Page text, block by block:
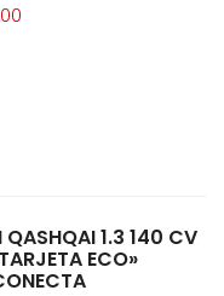
QASHQAI 1.3 140 CV
ECO»